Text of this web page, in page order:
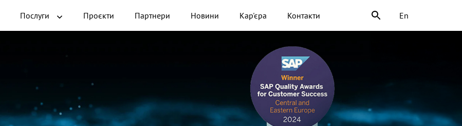
Послуги Проєкти Партнери Новини Кар'єра Контакти En